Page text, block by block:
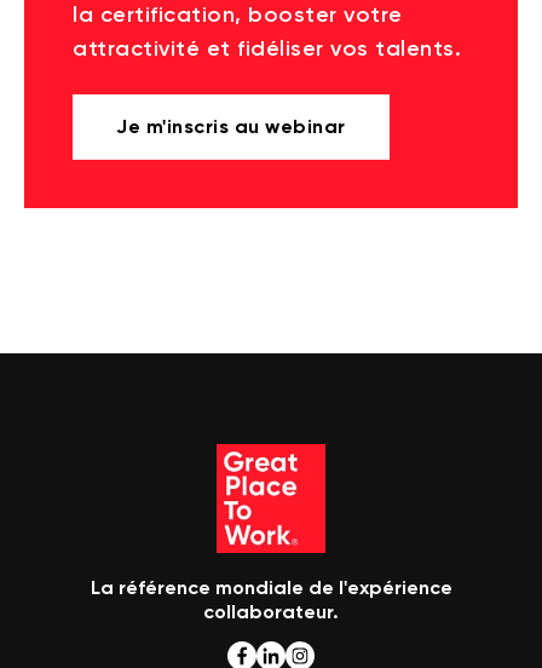
la certification, booster votre
attractivité et fidéliser vos talents.
Je m'inscris au webinar
La référence mondiale de l'expérience
collaborateur.